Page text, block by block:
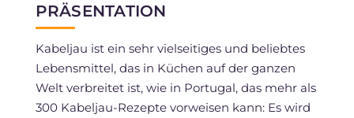
PRÄSENTATION
Kabeljau ist ein sehr vielseitiges und beliebtes
Lebensmittel, das in Küchen auf der ganzen
Welt verbreitet ist, wie in Portugal, das mehr als
300 Kabeljau-Rezepte vorweisen kann: Es wird